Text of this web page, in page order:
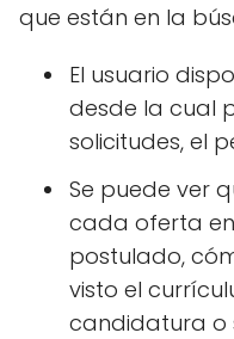
que están en la
El usuario
desde la cual
solicitudes, el
Se puede ver
cada oferta
postulado,
visto el
candidatura o